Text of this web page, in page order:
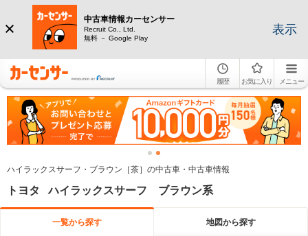
中古車情報カーセンサー
Recruit Co., Ltd.
無料 － Google Play
表示
履歴 お気に入り メニュー
ハイラックスサーフ・ブラウン［茶］の中古車・中古車情報
トヨタ ハイラックスサーフ ブラウン系
一覧から探す 地図から探す